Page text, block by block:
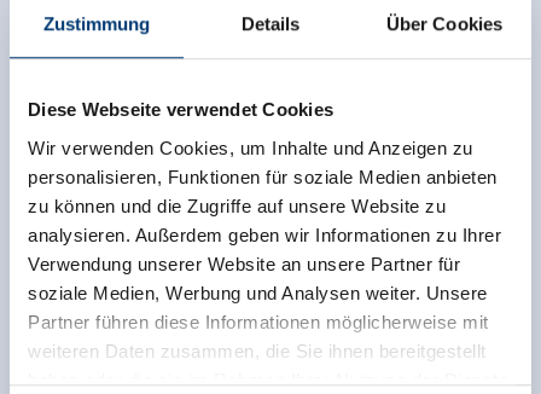
Zustimmung Details Über Cookies
Diese Webseite verwendet Cookies
Wir verwenden Cookies, um Inhalte und Anzeigen zu
personalisieren, Funktionen für soziale Medien anbieten
zu können und die Zugriffe auf unsere Website zu
analysieren. Außerdem geben wir Informationen zu Ihrer
Verwendung unserer Website an unsere Partner für
soziale Medien, Werbung und Analysen weiter. Unsere
Partner führen diese Informationen möglicherweise mit
weiteren Daten zusammen, die Sie ihnen bereitgestellt
haben oder die sie im Rahmen Ihrer Nutzung der Dienste